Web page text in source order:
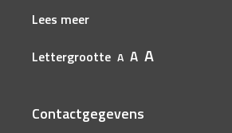
Lees meer
Lettergrootte A A A
Contactgegevens